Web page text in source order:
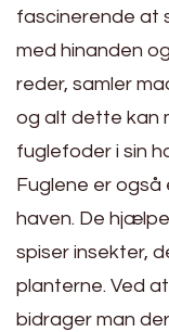
fascinerende at
med hinanden
reder, samler
og alt dette kan
fuglefoder i sin
Fuglene er
haven. De
spiser insekter,
planterne. Ved
bidrager man